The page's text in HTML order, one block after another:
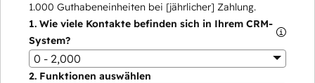
1.000 Guthabeneinheiten bei [jährlicher] Zahlung.
1. Wie viele Kontakte befinden sich in Ihrem CRM-
System?
0 - 2,000
2. Funktionen auswählen